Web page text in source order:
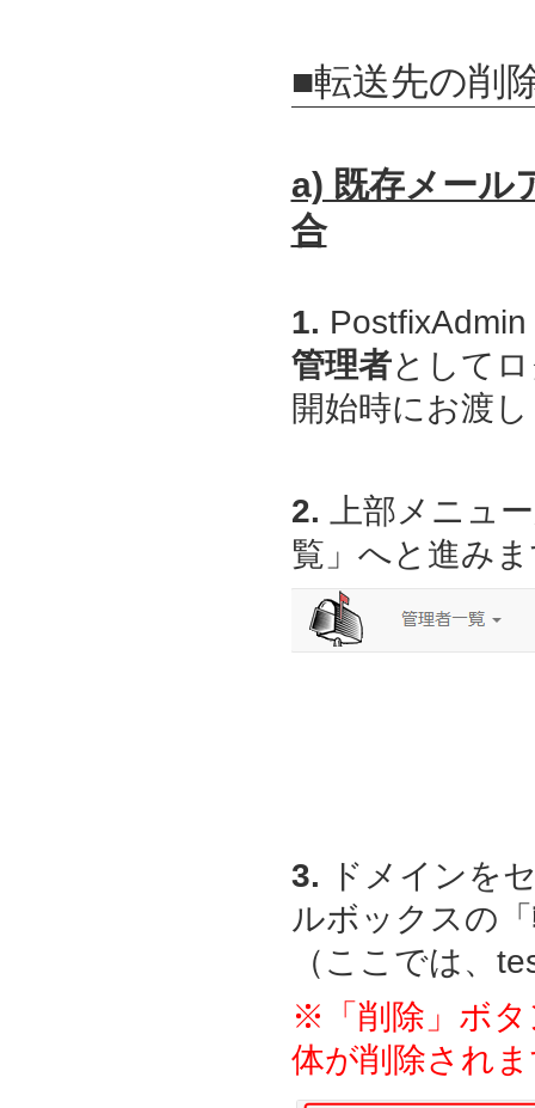
■転送先の削
a) 既存メール
合
1. PostfixAdmin
管理者として
開始時にお渡
2. 上部メニュ
覧」へと進み
3. ドメインを
ルボックスの「
（ここでは、
※「削除」ボ
体が削除され